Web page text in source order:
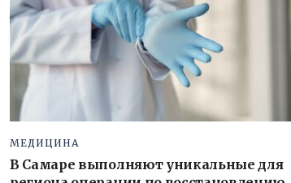
МЕДИЦИНА
В Самаре выполняют уникальные для